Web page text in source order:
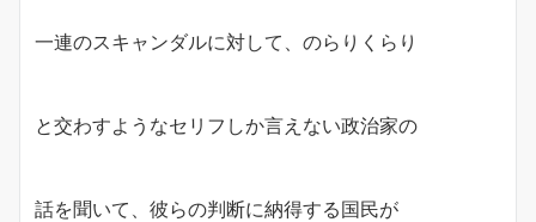
一連のスキャンダルに対して、のらりくらり
と交わすようなセリフしか言えない政治家の
話を聞いて、彼らの判断に納得する国民が